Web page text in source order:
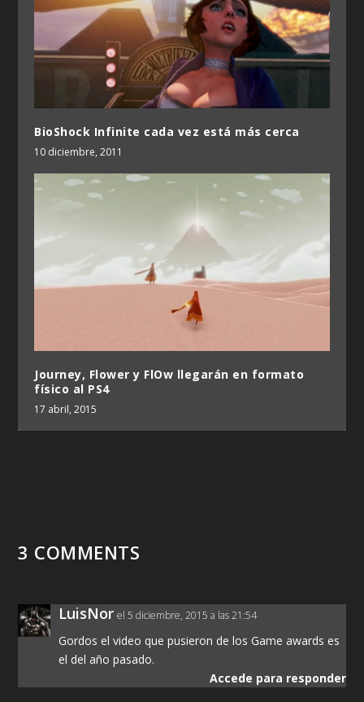
BioShock Infinite cada vez está más cerca
10 diciembre, 2011
Journey, Flower y FlOw llegarán en formato
físico al PS4
17 abril, 2015
3 COMMENTS
LuisNor el 5 diciembre, 2015 a las 21:54
Gordos el video que pusieron de los Game awards es
el del año pasado.
Accede para responder